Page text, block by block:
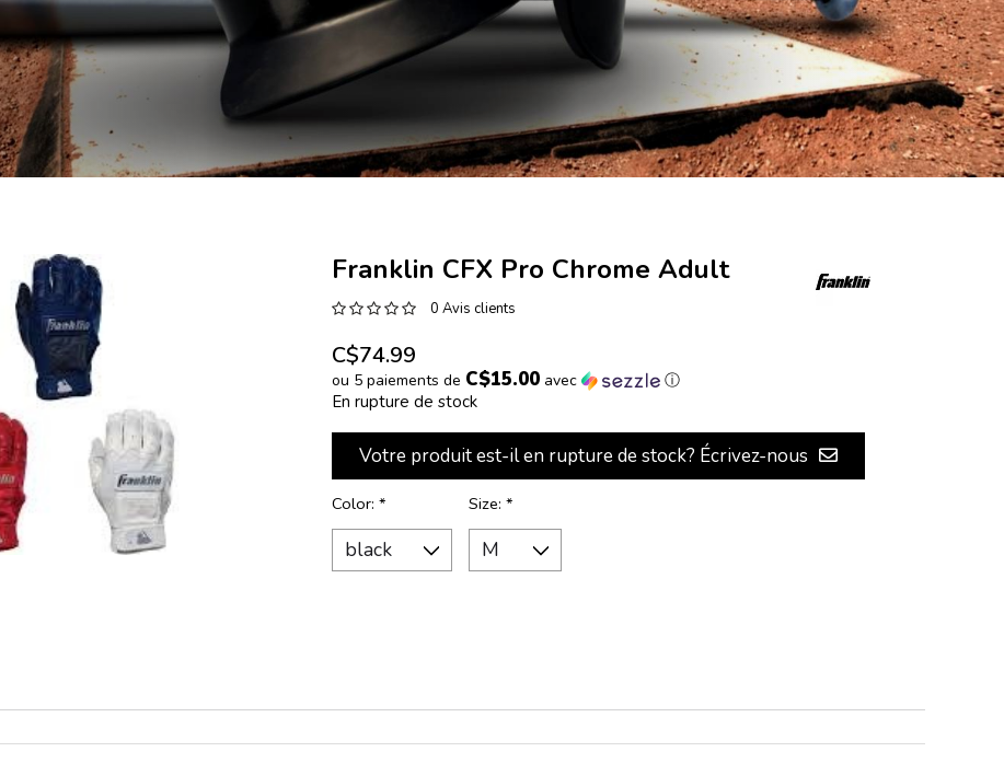
Franklin CFX Pro Chrome Adult
0 Avis clients
C$74.99
ou 5 paiements de C$15.00avec ⓘ
En rupture de stock
Votre produit est-il en rupture de stock? Écrivez-nous
Color: * Size:*